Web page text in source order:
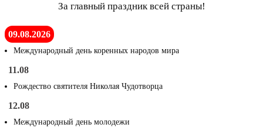
За главный праздник всей страны!
09.08.2026
Международный день коренных народов мира
11.08
Рождество святителя Николая Чудотворца
12.08
Международный день молодежи